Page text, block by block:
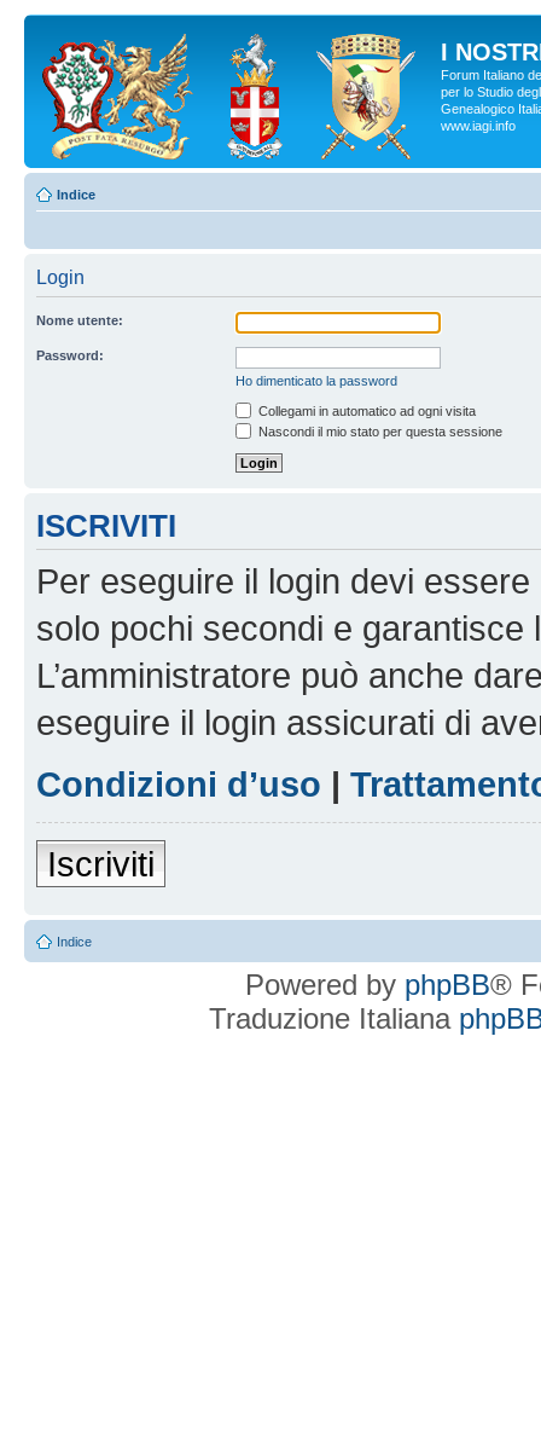
I
Forum Italiano
per lo Studio
Genealogico
www.iagi.info
Indice
Login
Nome utente:
Password:
Ho dimenticato la password
Collegami in automatico ad ogni visita
Nascondi il mio stato per questa sessione
ISCRIVITI
Per eseguire il login devi
solo pochi secondi e garantisce
L’amministratore può anche
eseguire il login assicurati di
Condizioni d’uso |
Iscriviti
Indice
Powered by phpBB®
Traduzione Italiana